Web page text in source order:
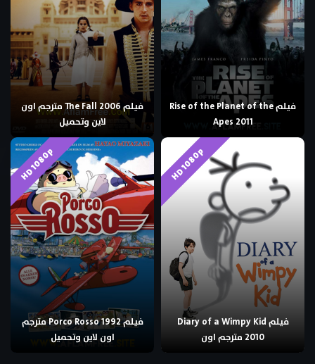
فيلم Rise of the Planet of the
Apes 2011
فيلم The Fall 2006 مترجم اون
لاين وتحميل
HD 1080p
فيلم Diary of a Wimpy Kid
2010 مترجم اون
HD 1080p
فيلم Porco Rosso 1992 مترجم
اون لاين وتحميل